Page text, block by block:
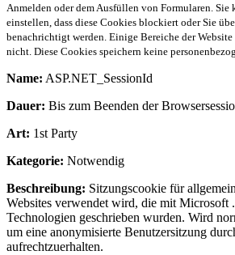
Anmelden oder dem Ausfüllen von Formularen. Sie
einstellen, dass diese Cookies blockiert oder Sie
benachrichtigt werden. Einige Bereiche der
nicht. Diese Cookies speichern keine
Name: ASP.NET_SessionId
Dauer: Bis zum Beenden der
Art: 1st Party
Kategorie: Notwendig
Beschreibung: Sitzungscookie für
Websites verwendet wird, die mit Microsoft
Technologien geschrieben wurden. Wird
um eine anonymisierte Benutzersitzung
aufrechtzuerhalten.